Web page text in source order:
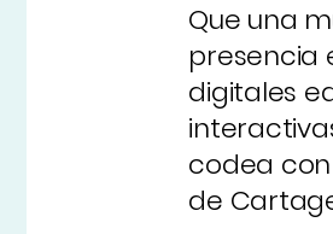
Que una
presencia
digitales
codea
de